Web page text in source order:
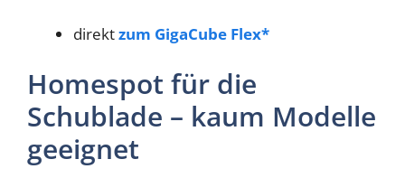
direktzum GigaCube Flex*
Homespot für die
Schublade – kaum Modelle
geeignet